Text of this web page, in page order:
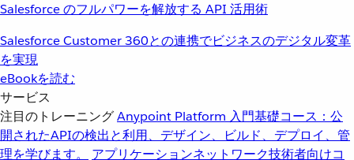
Salesforce のフルパワーを解放する API 活用術
Salesforce Customer 360との連携でビジネスのデジタル変革
を実現
eBookを読む
サービス
注目のトレーニングAnypoint Platform 入門基礎コース：公
開されたAPIの検出と利用、デザイン、ビルド、デプロイ、管
理を学びます。
アプリケーションネットワーク技術者向けコ